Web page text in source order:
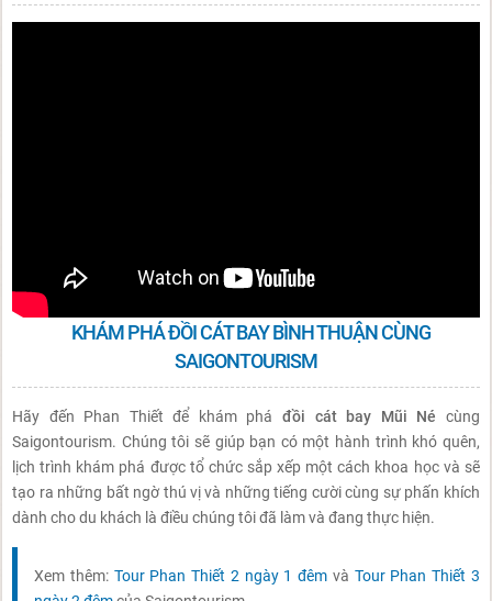
KHÁM PHÁ ĐỒI CÁT BAY BÌNH THUẬN CÙNG
SAIGONTOURISM
Hãy đến Phan Thiết để khám pháđồi cát bay Mũi Né cùng
Saigontourism. Chúng tôi sẽ giúp bạn có một hành trình khó quên,
lịch trình khám phá được tổ chức sắp xếp một cách khoa học và sẽ
tạo ra những bất ngờ thú vị và những tiếng cười cùng sự phấn khích
dành cho du khách là điều chúng tôi đã làm và đang thực hiện.
Xem thêm: Tour Phan Thiết 2 ngày 1 đêm và Tour Phan Thiết 3